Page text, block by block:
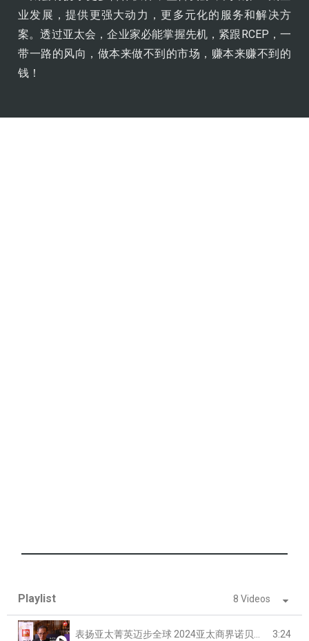
业发展，提供更强大动力，更多元化的服务和解决方
案。透过亚太会，企业家必能掌握先机，紧跟RCEP，一
带一路的风向，做本来做不到的市场，赚本来赚不到的
钱！
Playlist 8 Videos
3:24